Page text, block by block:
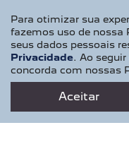
NOVO
Para otimizar sua
fazemos uso de nossa
seus dados pessoais
Privacidade. Ao
concorda com nossas
Aceitar